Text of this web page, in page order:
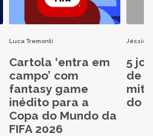
Luca Tremonti
Cartola ‘entra em
campo’ com
fantasy game
inédito para a
Copa do Mundo da
FIFA 2026
Jéssica
5
de
do